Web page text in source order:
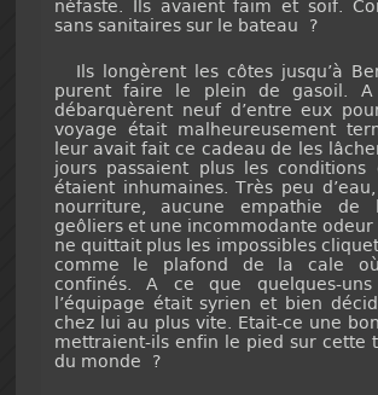
néfaste. Ils avaient faim et soif.
sans sanitaires sur le bateau ?
Ils longèrent les côtes jusqu’à
purent faire le plein de gasoil. A
débarquèrent neuf d’entre eux
voyage était malheureusement
leur avait fait ce cadeau de les
jours passaient plus les conditions
étaient inhumaines. Très peu
nourriture, aucune empathie
geôliers et une incommodante odeur
ne quittait plus les impossibles
comme le plafond de la cale
confinés. A ce que quelques-uns
l’équipage était syrien et bien
chez lui au plus vite. Etait-ce une
mettraient-ils enfin le pied sur cette
du monde ?